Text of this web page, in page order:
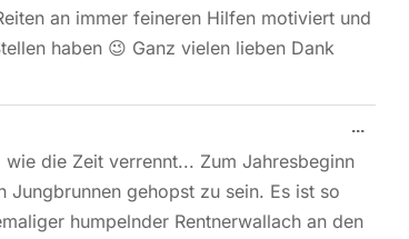
an immer feineren Hilfen motiviert und
haben 😉 Ganz vielen lieben Dank
die Zeit verrennt... Zum Jahresbeginn
gehopst zu sein. Es ist so
humpelnder Rentnerwallach an den
...